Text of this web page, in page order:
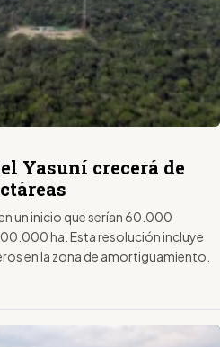
Yasuní crecerá de
un inicio que serían 60.000
ha. Esta resolución incluye
en la zona de amortiguamiento.